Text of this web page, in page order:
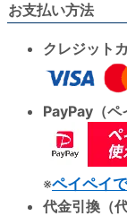
お支払い方法
クレジット
PayPay（ペ
※ペイペイ
代金引換（